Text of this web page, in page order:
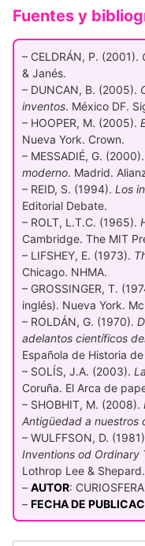
Fuentes y
– CELDRÁN, P. (2001).
& Janés.
– DUNCAN, B. (2005).
inventos. México DF.
– HOOPER, M. (2005).
Nueva York. Crown.
– MESSADIÉ, G. (2000).
moderno. Madrid.
– REID, S. (1994). Los
Editorial Debate.
– ROLT, L.T.C. (1965).
Cambridge. The MIT
– LIFSHEY, E. (1973).
Chicago. NHMA.
– GROSSINGER, T.
inglés). Nueva York.
– ROLDÁN, G. (1970).
adelantos científicos
Española de Historia
– SOLÍS, J.A. (2003).
Coruña. El Arca de
– SHOBHIT, M. (2008).
Antigüedad a nuestros
– WULFFSON, D.
Inventions od Ordinary
Lothrop Lee & Shepard.
– AUTOR:
– FECHA DE